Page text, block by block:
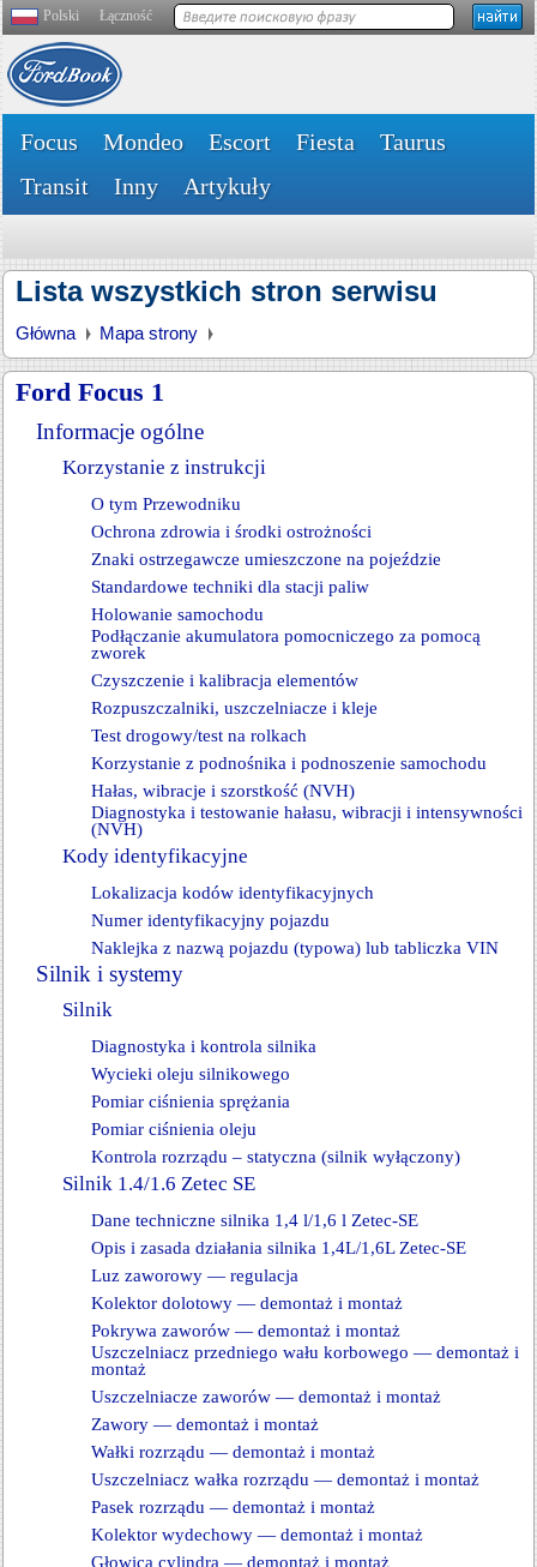
Polski Łączność
Focus Mondeo Escort Fiesta
Taurus
Transit
Inny Artykuły
Lista wszystkich stron serwisu
Główna Mapa strony
Ford Focus 1
Informacje ogólne
Korzystanie z instrukcji
O tym Przewodniku
Ochrona zdrowia i środki ostrożności
Znaki ostrzegawcze umieszczone na pojeździe
Standardowe techniki dla stacji paliw
Holowanie samochodu
Podłączanie akumulatora pomocniczego za pomocą
zworek
Czyszczenie i kalibracja elementów
Rozpuszczalniki, uszczelniacze i kleje
Test drogowy/test na rolkach
Korzystanie z podnośnika i podnoszenie samochodu
Hałas, wibracje i szorstkość (NVH)
Diagnostyka i testowanie hałasu, wibracji i intensywności
(NVH)
Kody identyfikacyjne
Lokalizacja kodów identyfikacyjnych
Numer identyfikacyjny pojazdu
Naklejka z nazwą pojazdu (typowa) lub tabliczka VIN
Silnik i systemy
Silnik
Diagnostyka i kontrola silnika
Wycieki oleju silnikowego
Pomiar ciśnienia sprężania
Pomiar ciśnienia oleju
Kontrola rozrządu – statyczna (silnik wyłączony)
Silnik 1.4/1.6 Zetec SE
Dane techniczne silnika 1,4 l/1,6 l Zetec-SE
Opis i zasada działania silnika 1,4L/1,6L Zetec-SE
Luz zaworowy — regulacja
Kolektor dolotowy — demontaż i montaż
Pokrywa zaworów — demontaż i montaż
Uszczelniacz przedniego wału korbowego — demontaż i
montaż
Uszczelniacze zaworów — demontaż i montaż
Zawory — demontaż i montaż
Wałki rozrządu — demontaż i montaż
Uszczelniacz wałka rozrządu — demontaż i montaż
Pasek rozrządu — demontaż i montaż
Kolektor wydechowy — demontaż i montaż
Głowica cylindra — demontaż i montaż